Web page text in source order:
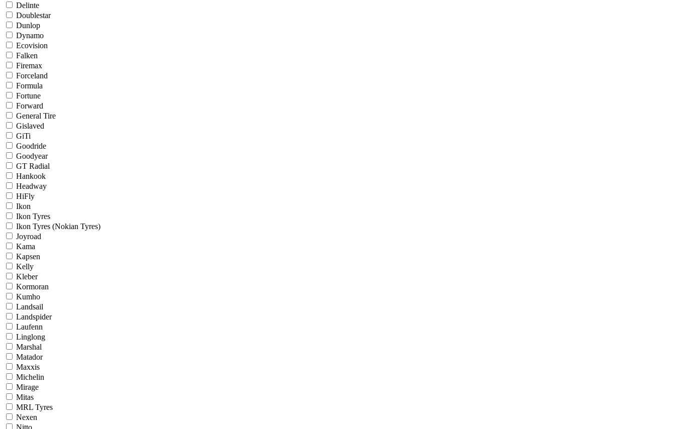
Delinte
Doublestar
Dunlop
Dynamo
Ecovision
Falken
Firemax
Forceland
Formula
Fortune
Forward
General Tire
Gislaved
GiTi
Goodride
Goodyear
GT Radial
Hankook
Headway
HiFly
Ikon
Ikon Tyres
Ikon Tyres (Nokian Tyres)
Joyroad
Kama
Kapsen
Kelly
Kleber
Kormoran
Kumho
Landsail
Landspider
Laufenn
Linglong
Marshal
Matador
Maxxis
Michelin
Mirage
Mitas
MRL Tyres
Nexen
Nitto